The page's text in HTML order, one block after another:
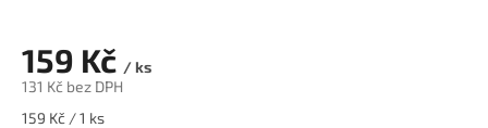
159 Kč / ks
131 Kč bez DPH
Měrná
159 Kč / 1 ks